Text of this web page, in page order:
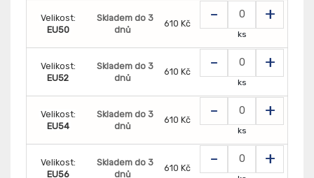
Velikost:
EU50
Skladem do 3
dnů
610 Kč - +
ks
Velikost:
EU52
Skladem do 3
dnů
610 Kč - +
ks
Velikost:
EU54
Skladem do 3
dnů
610 Kč - +
ks
Velikost:
EU56
Skladem do 3
dnů
610 Kč - +